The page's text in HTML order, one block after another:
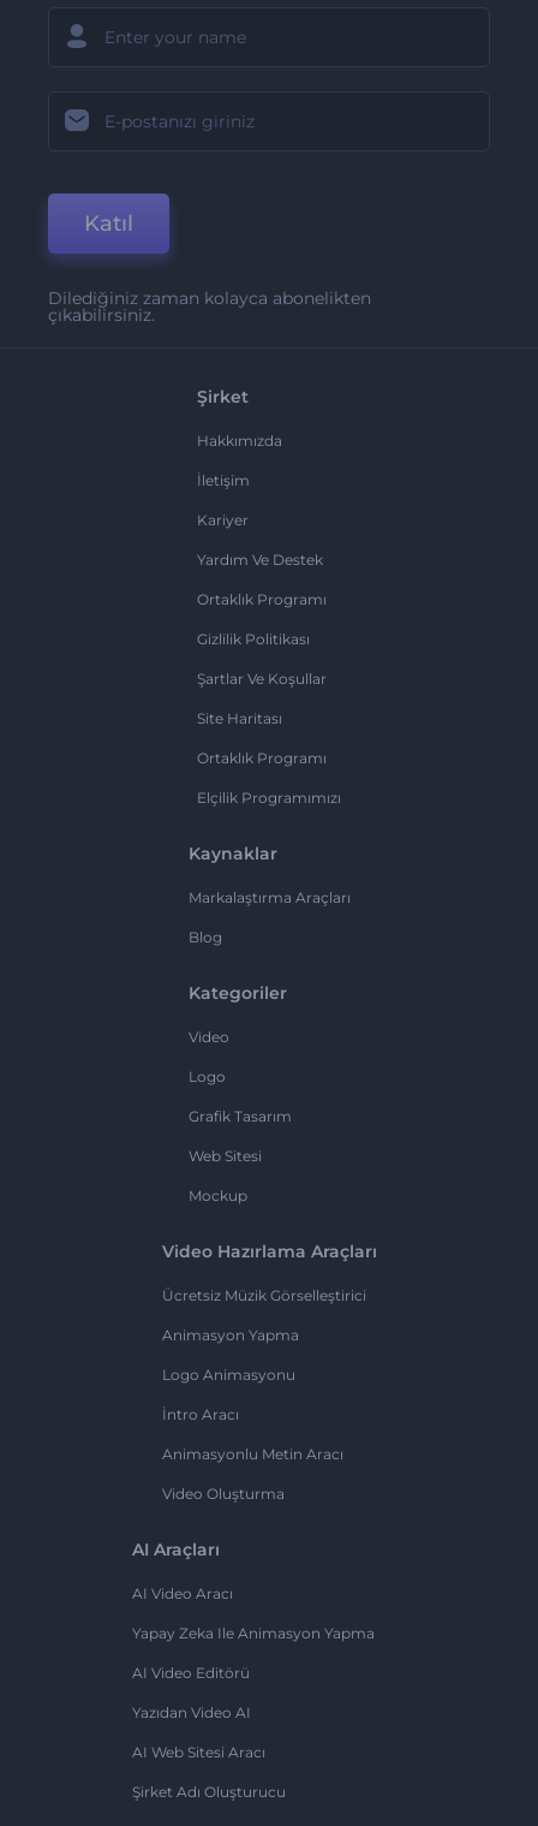
Katıl
Dilediğiniz zaman kolayca abonelikten
çıkabilirsiniz.
Şirket
Hakkımızda
İletişim
Kariyer
Yardım Ve Destek
Ortaklık Programı
Gizlilik Politikası
Şartlar Ve Koşullar
Site Haritası
Ortaklık Programı
Elçilik Programımızı
Kaynaklar
Markalaştırma Araçları
Blog
Kategoriler
Video
Logo
Grafik Tasarım
Web Sitesi
Mockup
Video Hazırlama Araçları
Ücretsiz Müzik Görselleştirici
Animasyon Yapma
Logo Animasyonu
İntro Aracı
Animasyonlu Metin Aracı
Video Oluşturma
AI Araçları
AI Video Aracı
Yapay Zeka Ile Animasyon Yapma
AI Video Editörü
Yazıdan Video AI
AI Web Sitesi Aracı
Şirket Adı Oluşturucu